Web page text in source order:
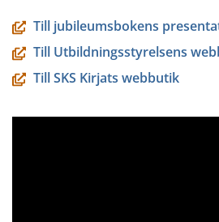
Till jubileumsbokens
Till Utbildningsstyrelsens
Till SKS Kirjats webbutik